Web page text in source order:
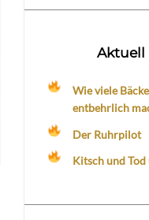
Aktuell
Wie viele
entbehrlich
Der Ruhrpilot
Kitsch und